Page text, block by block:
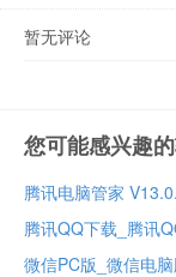
暂无评论
您可能感兴趣
腾讯电脑管家
腾讯QQ下载_腾讯
微信PC版_微信电